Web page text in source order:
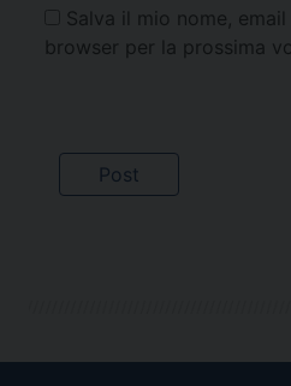
Salva il mio nome,
browser per la prossima